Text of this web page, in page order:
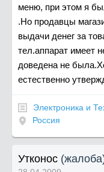
меню, при этом я
.Но продавцы
выдачи денег за
тел.аппарат имеет
доведена не
естественно
Электроника и
Россия
Утконос